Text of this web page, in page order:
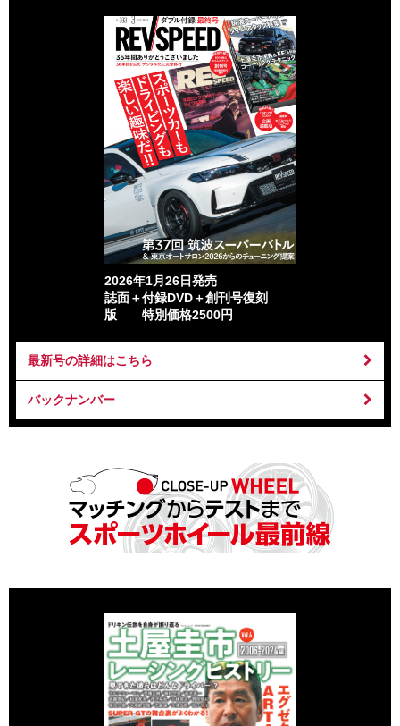
2026年1月26日発売
誌面＋付録DVD＋創刊号復刻
版 特別価格2500円
最新号の詳細はこちら
バックナンバー